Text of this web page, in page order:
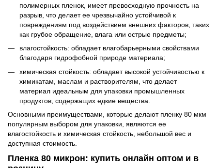
полимерных пленок, имеет превосходную прочность на
разрыв, что делает ее чрезвычайно устойчивой к
повреждениям под воздействием внешних факторов, таких
как грубое обращение, влага или острые предметы;
влагостойкость: обладает влагобарьерными свойствами
благодаря гидрофобной природе материала;
химическая стойкость: обладает высокой устойчивостью к
химикатам, маслам и растворителям, что делает
материал идеальным для упаковки промышленных
продуктов, содержащих едкие вещества.
Основными преимуществами, которые делают пленку 80 мкм
популярным выбором для упаковки, являются ее
влагостойкость и химическая стойкость, небольшой вес и
доступная стоимость.
Пленка 80 микрон: купить онлайн оптом и в